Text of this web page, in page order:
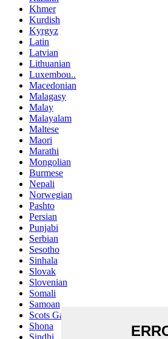
Khmer
Kurdish
Kyrgyz
Latin
Latvian
Lithuanian
Luxembou..
Macedonian
Malagasy
Malay
Malayalam
Maltese
Maori
Marathi
Mongolian
Burmese
Nepali
Norwegian
Pashto
Persian
Punjabi
Serbian
Sesotho
Sinhala
Slovak
Slovenian
Somali
Samoan
Scots Gaelic
Shona